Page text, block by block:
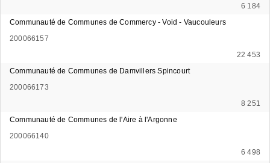
6 184
Communauté de Communes de Commercy - Void - Vaucouleurs
200066157
22 453
Communauté de Communes de Damvillers Spincourt
200066173
8 251
Communauté de Communes de l'Aire à l'Argonne
200066140
6 498